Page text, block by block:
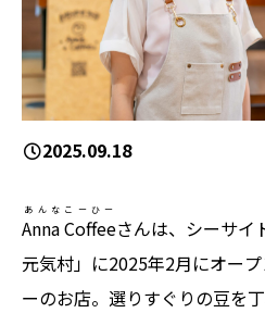
2025.09.18
Anna Coffee
あんなこーひー
さんは、シーサイ
元気村」に2025年2月にオー
ーのお店。選りすぐりの豆を